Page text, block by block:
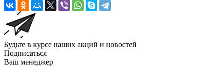
Будьте в курсе наших акций и новостей
Подписаться
Ваш менеджер